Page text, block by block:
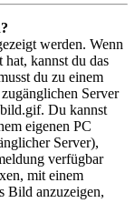
werden. Wenn
kannst du das
du zu einem
Server
Du kannst
eigenen PC
Server),
verfügbar
mit einem
Bild anzuzeigen,